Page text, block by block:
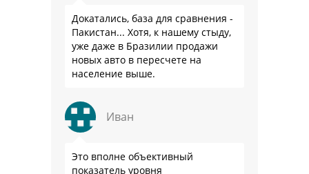
Докатались, база для сравнения -
Пакистан... Хотя, к нашему стыду,
уже даже в Бразилии продажи
новых авто в пересчете на
население выше.
Иван
Это вполне объективный
показатель уровня